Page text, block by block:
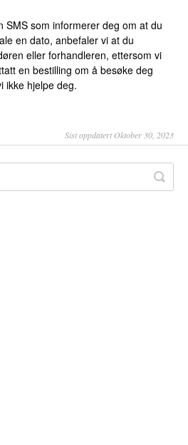
SMS som informerer deg om at du
en dato, anbefaler vi at du
eller forhandleren, ettersom vi
en bestilling om å besøke deg
ikke hjelpe deg.
Sist oppdatert Oktober 30, 2023